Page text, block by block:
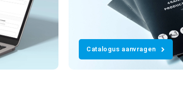
Catalogus aanvragen